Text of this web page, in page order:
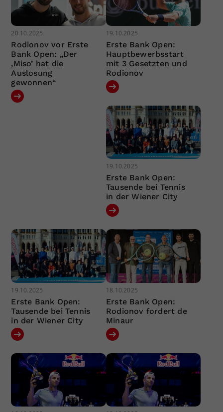
20.10.2025
Rodionov vor Erste
Bank Open: „Der
‚Miso’ hat die
Auslosung
gewonnen“
19.10.2025
Erste Bank Open:
Hauptbewerbsstart
mit 3 Gesetzten und
Rodionov
19.10.2025
Erste Bank Open:
Tausende bei Tennis
in der Wiener City
19.10.2025
Erste Bank Open:
Tausende bei Tennis
in der Wiener City
18.10.2025
Erste Bank Open:
Rodionov fordert de
Minaur